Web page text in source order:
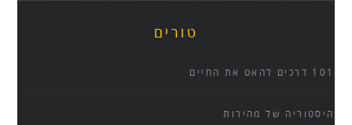
טורים
101 דרכים להאט את החיים
היסטוריה של מהירות